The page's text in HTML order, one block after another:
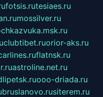
fotsis.rutesiaes.ru
mossilver.ru
clubtibet.ruorior-aks.ru
flatnsk.ru
astroline.net.ru
ooo-driada.ru
bruslanovo.rusiterem.ru